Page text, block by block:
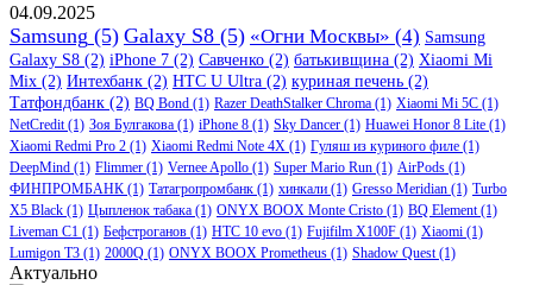
04.09.2025
Samsung (5) Galaxy S8 (5) «Огни Москвы» (4) Samsung
Galaxy S8 (2) iPhone 7 (2) Савченко (2) батькивщина (2) Xiaomi Mi
Mix (2) Интехбанк (2) HTC U Ultra (2) куриная печень (2)
Татфондбанк (2) BQ Bond (1) Razer DeathStalker Chroma (1) Xiaomi Mi 5C (1)
NetCredit (1) Зоя Булгакова (1) iPhone 8 (1) Sky Dancer (1) Huawei Honor 8 Lite (1)
Xiaomi Redmi Pro 2 (1) Xiaomi Redmi Note 4X (1) Гуляш из куриного филе (1)
DeepMind (1) Flimmer (1) Vernee Apollo (1) Super Mario Run (1) AirPods (1)
ФИНПРОМБАНК (1) Татагропромбанк (1) хинкали (1) Gresso Meridian (1) Turbo
X5 Black (1) Цыпленок табака (1) ONYX BOOX Monte Cristo (1) BQ Element (1)
Liveman C1 (1) Бефстроганов (1) HTC 10 evo (1) Fujifilm X100F (1) Xiaomi (1)
Lumigon T3 (1) 2000Q (1) ONYX BOOX Prometheus (1) Shadow Quest (1)
Актуально